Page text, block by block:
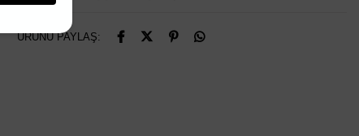
ÜRÜNÜ PAYLAŞ: